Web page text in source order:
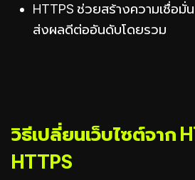
HTTPS ช่วยสร้างความเชื่อ
ส่งผลดีต่ออันดับโดยรวม
วิธีเปลี่ยนเว็บไซต์จาก
HTTPS